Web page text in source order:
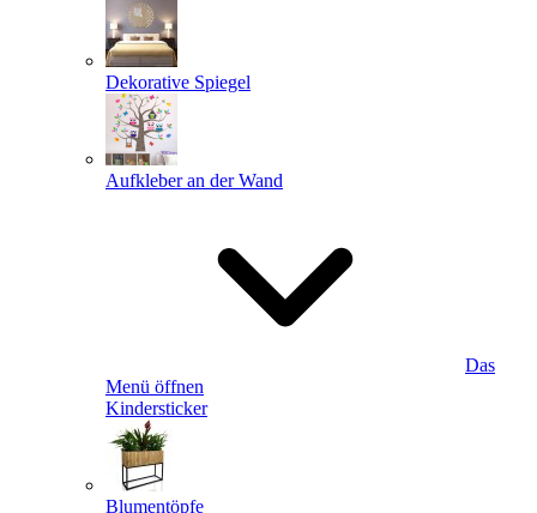
Dekorative Spiegel
Aufkleber an der Wand
Das
Menü öffnen
Kindersticker
Blumentöpfe